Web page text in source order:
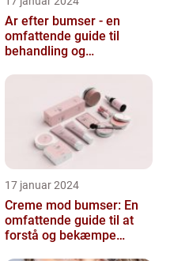
Ar efter bumser - en
omfattende guide til
behandling og
17 januar 2024
Creme mod bumser: En
omfattende guide til at
forstå og bekæmpe